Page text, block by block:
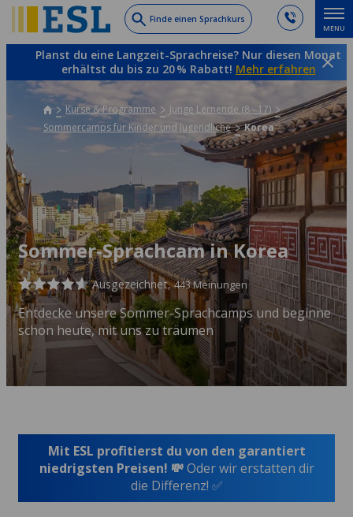
to
main
Finde einen Sprachkurs
MENU
Planst du eine Langzeit-Sprachreise? Nur diesen Monat
erhältst du bis zu 20 % Rabatt! Mehr erfahren
Kurse & Programme
Junge Lernende (8 - 17)
Sommercamps für Kinder und Jugendliche
Korea
Sommer-Sprachcam in Korea
Ausgezeichnet,443 Meinungen
Entdecke unsere Sommer-Sprachcamps und beginne
schon heute, mit uns zu träumen
Mit ESL profitierst du von den garantiert
niedrigsten Preisen! 💸Oder wir erstatten dir
die Differenz! ✅